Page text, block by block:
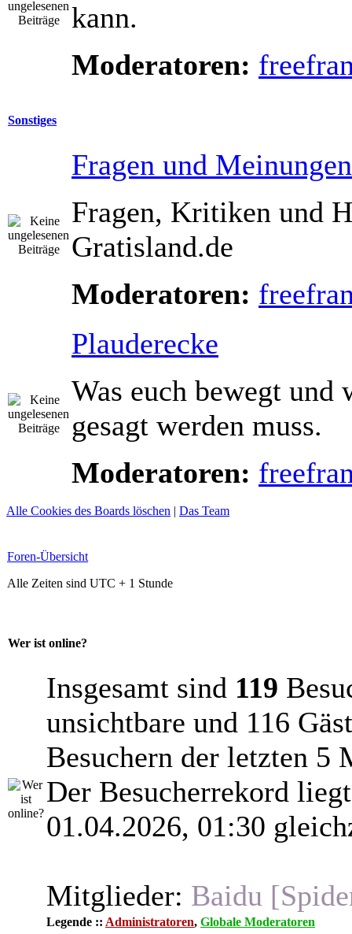
kann.
Moderatoren:
Sonstiges
Fragen und Meinungen
Fragen, Kritiken und
Gratisland.de
Moderatoren:
Plauderecke
Was euch bewegt und
gesagt werden muss.
Moderatoren:
Alle Cookies des Boards löschen | Das Team
Foren-Übersicht
Alle Zeiten sind UTC + 1 Stunde
Wer ist online?
Insgesamt sind 119
unsichtbare und 116
Besuchern der letzten 5
Der Besucherrekord
01.04.2026, 01:30
Mitglieder: Baidu
Legende :: Administratoren, Globale Moderatoren